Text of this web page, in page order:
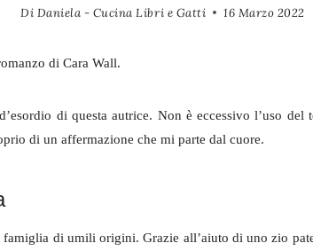
Di Daniela - Cucina Libri e Gatti 16 Marzo 2022
di Cara Wall.
di questa autrice. Non è eccessivo l’uso
di un affermazione che mi parte dal cuore.
di umili origini. Grazie all’aiuto di uno zio